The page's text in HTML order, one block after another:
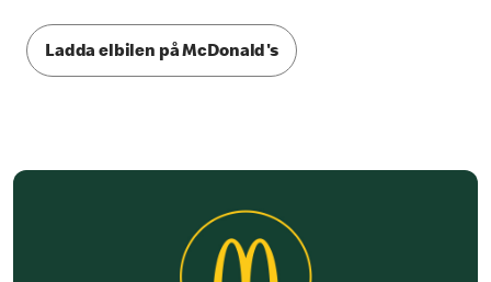
Ladda elbilen på McDonald's